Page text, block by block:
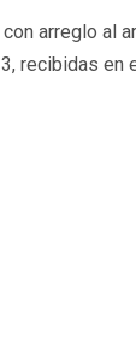
arreglo al
recibidas en